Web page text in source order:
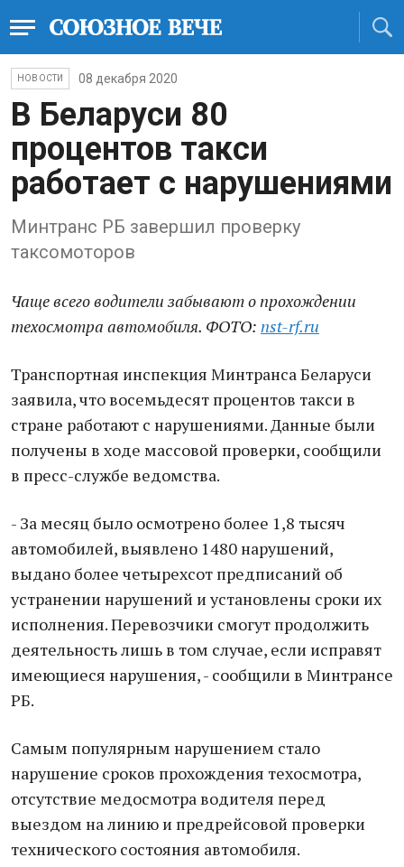
НОВОСТИ 08 декабря 2020
В Беларуси 80
процентов такси
работает с нарушениями
Минтранс РБ завершил проверку
таксомоторов
Чаще всего водители забывают о прохождении
техосмотра автомобиля. ФОТО: nst-rf.ru
Транспортная инспекция Минтранса Беларуси
заявила, что восемьдесят процентов такси в
стране работают с нарушениями. Данные были
получены в ходе массовой проверки, сообщили
в пресс-службе ведомства.
- За месяц было осмотрено более 1,8 тысяч
автомобилей, выявлено 1480 нарушений,
выдано более четырехсот предписаний об
устранении нарушений и установлены сроки их
исполнения. Перевозчики смогут продолжить
деятельность лишь в том случае, если исправят
имеющиеся нарушения, - сообщили в Минтрансе
РБ.
Самым популярным нарушением стало
нарушение сроков прохождения техосмотра,
отсутствие медосмотра водителя перед
выездом на линию и предрейсовой проверки
технического состояния автомобиля.